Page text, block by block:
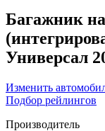
Багажник
Универсал
Изменить
Подбор рейлингов
Производитель